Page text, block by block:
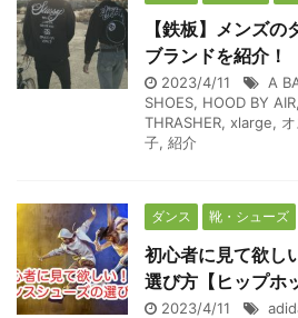
【鉄板】メンズ
ブランドを紹介！
2023/4/11 A
SHOES, HOOD BY AIR,
THRASHER, xlarge,
子, 紹介
ダンス 靴・シューズ
初心者に見て欲し
選び方【ヒップホ
2023/4/11